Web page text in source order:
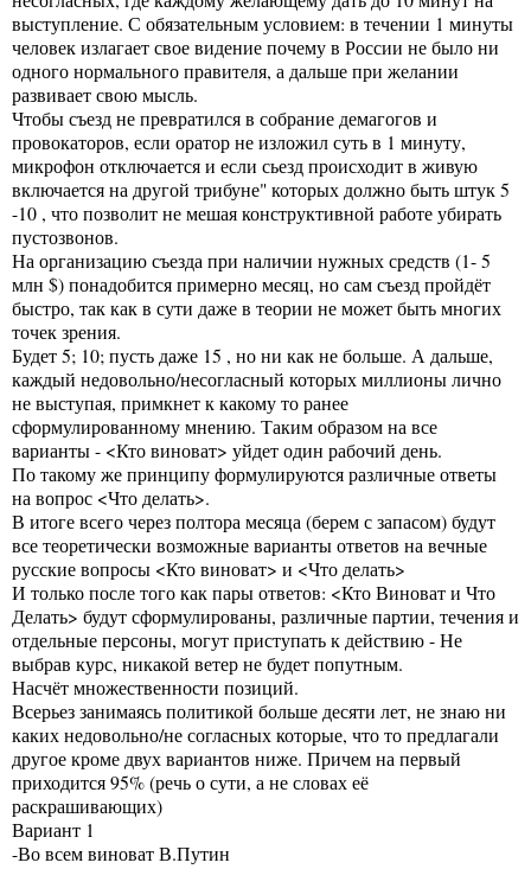
выступление. С обязательным условием: в течении 1 минуты
человек излагает свое видение почему в России не было ни
одного нормального правителя, а дальше при желании
развивает свою мысль.
Чтобы съезд не превратился в собрание демагогов и
провокаторов, если оратор не изложил суть в 1 минуту,
микрофон отключается и если сьезд происходит в живую
включается на другой трибуне" которых должно быть штук 5
-10 , что позволит не мешая конструктивной работе убирать
пустозвонов.
На организацию съезда при наличии нужных средств (1- 5
млн $) понадобится примерно месяц, но сам съезд пройдёт
быстро, так как в сути даже в теории не может быть многих
точек зрения.
Будет 5; 10; пусть даже 15 , но ни как не больше. А дальше,
каждый недовольно/несогласный которых миллионы лично
не выступая, примкнет к какому то ранее
сформулированному мнению. Таким образом на все
варианты - <Кто виноват> уйдет один рабочий день.
По такому же принципу формулируются различные ответы
на вопрос <Что делать>.
В итоге всего через полтора месяца (берем с запасом) будут
все теоретически возможные варианты ответов на вечные
русские вопросы <Кто виноват> и <Что делать>
И только после того как пары ответов: <Кто Виноват и Что
Делать> будут сформулированы, различные партии, течения и
отдельные персоны, могут приступать к действию - Не
выбрав курс, никакой ветер не будет попутным.
Насчёт множественности позиций.
Всерьез занимаясь политикой больше десяти лет, не знаю ни
каких недовольно/не согласных которые, что то предлагали
другое кроме двух вариантов ниже. Причем на первый
приходится 95% (речь о сути, а не словах её
раскрашивающих)
Вариант 1
-Во всем виноват В.Путин